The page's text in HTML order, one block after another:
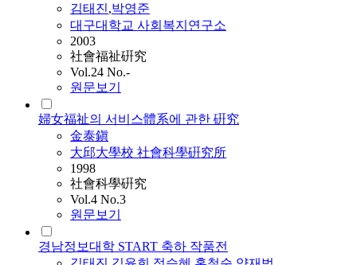
김태진,박영준
대구대학교 사회복지연구소
2003
社會福祉硏究
Vol.24 No.-
원문보기
婦女福祉의 서비스體系에 관한 硏究
金泰鎭
大邱大學校 社會科學硏究所
1998
社會科學硏究
Vol.4 No.3
원문보기
경남정보대학 START 축하 작품전